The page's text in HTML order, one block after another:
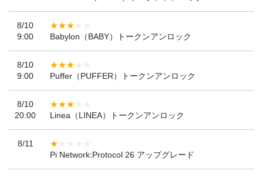
8/10
9:00
Babylon（BABY）トークンアンロック
8/10
9:00
Puffer（PUFFER）トークンアンロック
8/10
20:00
Linea（LINEA）トークンアンロック
8/11
Pi Network:Protocol 26 アップグレード